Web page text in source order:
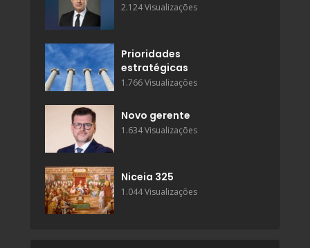
2.124 Visualizações
Prioridades
estratégicas
1.766 Visualizações
Novo gerente
1.634 Visualizações
Niceia 325
1.044 Visualizações